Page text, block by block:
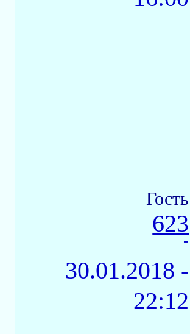
Гость
623
-
30.01.2018 -
22:12